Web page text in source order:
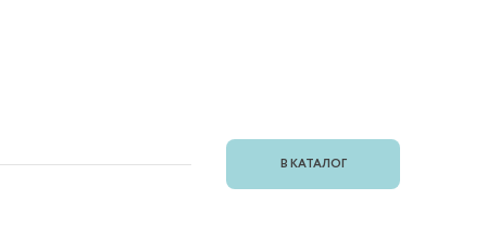
В КАТАЛОГ